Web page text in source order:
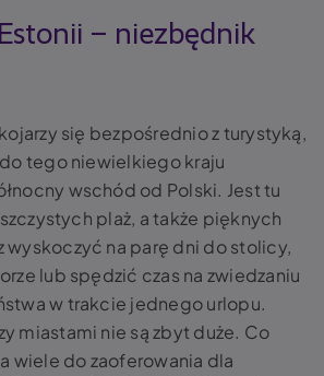
– niezbędnik
się bezpośrednio z turystyką,
tego niewielkiego kraju
wschód od Polski. Jest tu
plaż, a także pięknych
wyskoczyć na parę dni do stolicy,
lub spędzić czas na zwiedzaniu
w trakcie jednego urlopu.
miastami nie są zbyt duże. Co
wiele do zaoferowania dla